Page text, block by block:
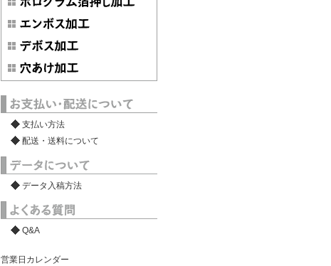
支払い方法
配送・送料について
データ入稿方法
Q&A
営業日カレンダー